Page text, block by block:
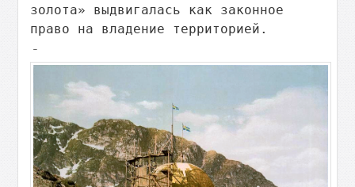
золота» выдвигалась как законное
право на владение территорией.
-